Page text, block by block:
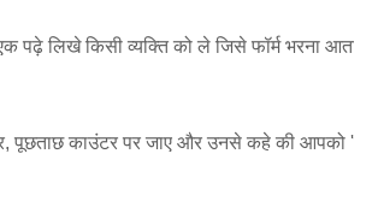
पढ़े लिखे किसी व्यक्ति को ले जिसे फॉर्म भरना आता
पूछताछ काउंटर पर जाए और उनसे कहे की आपको